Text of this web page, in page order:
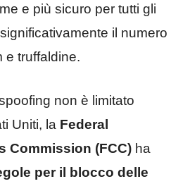
e più sicuro per tutti gli
il numero
e truffaldine.
non è limitato
Uniti, la Federal
Commission (FCC) ha
per il blocco delle